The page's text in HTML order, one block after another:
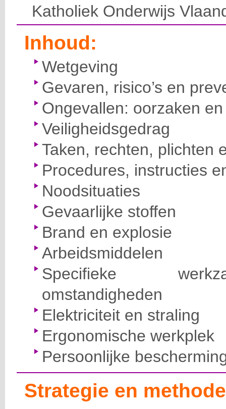
Katholiek Onderwijs
Inhoud:
Wetgeving
Gevaren, risico’s en
Ongevallen: oorzaken
Veiligheidsgedrag
Taken, rechten, plichten
Procedures, instructies
Noodsituaties
Gevaarlijke stoffen
Brand en explosie
Arbeidsmiddelen
Specifieke
omstandigheden
Elektriciteit en straling
Ergonomische werkplek
Persoonlijke
Strategie en